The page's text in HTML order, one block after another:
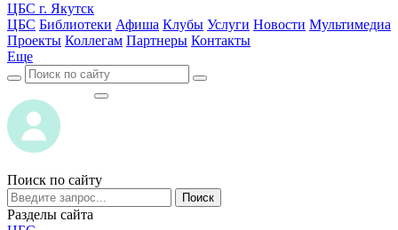
ЦБС г. Якутск
ЦБС Библиотеки Афиша Клубы Услуги Новости Мультимедиа
Проекты Коллегам Партнеры Контакты
Еще
Поиск по сайту
Поиск
Разделы сайта